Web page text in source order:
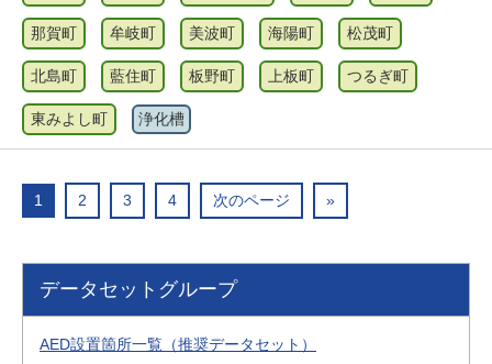
那賀町 牟岐町 美波町 海陽町 松茂町
北島町 藍住町 板野町 上板町 つるぎ町
東みよし町 浄化槽
1 2 3 4 次のページ »
データセットグループ
AED設置箇所一覧（推奨データセット）